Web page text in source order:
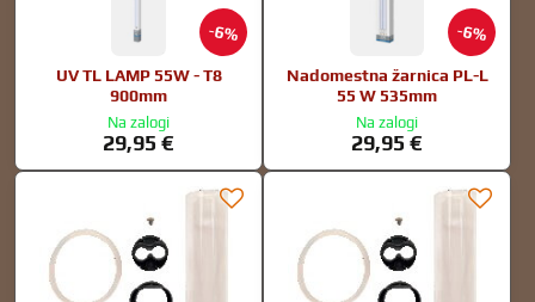
6%
UV TL LAMP 55W - T8
900mm
Na zalogi
29,95 €
6%
Nadomestna žarnica PL-L
55 W 535mm
Na zalogi
29,95 €